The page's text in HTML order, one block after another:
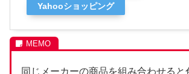
Yahooショッピング
同じメーカーの商品を組み合わせると